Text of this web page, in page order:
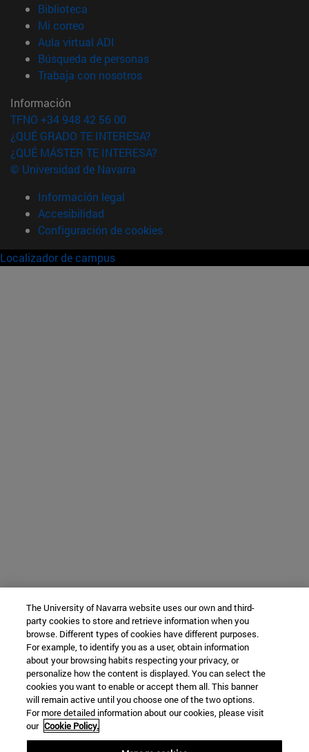
Biblioteca
Mi correo(abre en nueva ventana)
Aula virtual ADI
Búsqueda de personas(abre en nueva ventana)
Trabaja con nosotros(abre en nueva ventana)
Información
TFNO +34 948 42 56 00
¿QUÉ GRADO TE INTERESA?
¿QUÉ MÁSTER TE INTERESA?
© Universidad de Navarra
Información legal
Accesibilidad
Configuración de cookies
Localizador de campus
The University of Navarra website uses our own and third-
party cookies to store and retrieve information when you
browse. Different types of cookies have different purposes.
For example, to identify you as a user, obtain information
about your browsing habits respecting your privacy, or
personalize how the content is displayed. You can select the
cookies you want to enable or accept them all. This banner
will remain active until you choose one of the two options.
For more detailed information about our cookies, please visit
our Cookie Policy.